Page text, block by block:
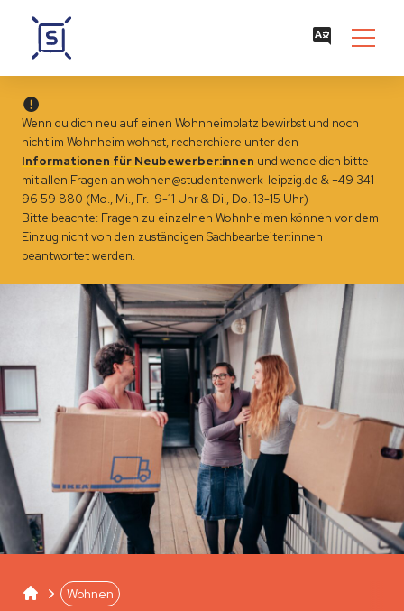
Wenn du dich neu auf einen Wohnheimplatz bewirbst und noch
nicht im Wohnheim wohnst, recherchiere unter den
Informationen für Neubewerber:innen und wende dich bitte
mit allen Fragen an wohnen@studentenwerk-leipzig.de &+49 341
96 59 880 (Mo., Mi., Fr. 9-11 Uhr & Di., Do. 13-15 Uhr)
Bitte beachte: Fragen zu einzelnen Wohnheimen können vor dem
Einzug nichtvon den zuständigen Sachbearbeiter:innen
beantwortet werden.
Studentenwerk Leipzig
SeparatorWohnen